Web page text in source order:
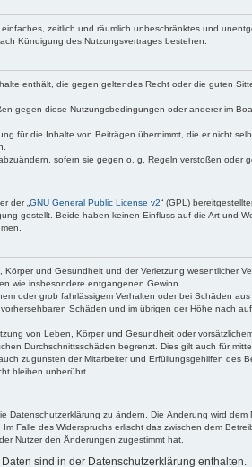
zeitlich und räumlich unbeschränktes und
Kündigung des Nutzungsvertrages bestehen.
enthält, die gegen geltendes Recht oder die guten
gegen diese Nutzungsbedingungen oder anderer im
für die Inhalte von Beiträgen übernimmt, die er nicht
sofern sie gegen o. g. Regeln verstoßen oder
der „ GNU General Public License v2“ (GPL)
gestellt. Beide haben keinen Einfluss auf die Art und
und Gesundheit und der Verletzung wesentlicher
wie insbesondere entgangenen Gewinn.
oder grob fahrlässigem Verhalten oder bei Schäden
Schäden und im übrigen der Höhe nach
von Leben, Körper und Gesundheit oder
Durchschnittsschäden begrenzt. Dies gilt auch für
zugunsten der Mitarbeiter und Erfüllungsgehilfen des
bleiben unberührt.
zu ändern. Die Änderung wird dem
Falle des Widerspruchs erlischt das zwischen dem
Nutzer den Änderungen zugestimmt hat.
sind in der Datenschutzerklärung enthalten.